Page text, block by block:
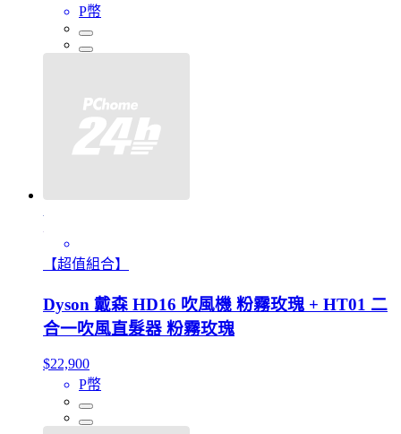
P幣
【超值組合】
Dyson 戴森 HD16 吹風機 粉霧玫瑰 + HT01 二
合一吹風直髮器 粉霧玫瑰
$22,900
P幣